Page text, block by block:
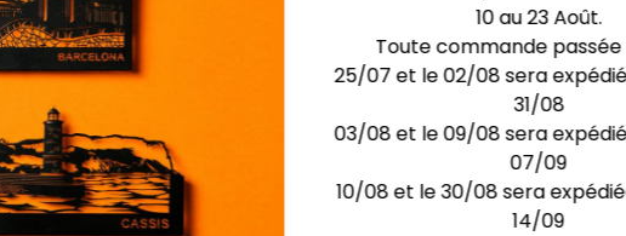
10 au 23 Août.
Toute commande
25/07 et le 02/08 sera
31/08
03/08 et le 09/08 sera
07/09
10/08 et le 30/08 sera
14/09
Skyline 40cm + Support
Matière : skyline en acier
Finition : Laquage haute
Dimensions :larg. 40 cm x
Possibilité de rétro-éclairage LED